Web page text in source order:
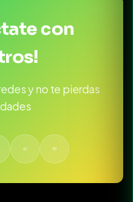
con
y no te pierdas